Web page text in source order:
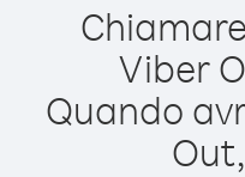
Viber
Quando